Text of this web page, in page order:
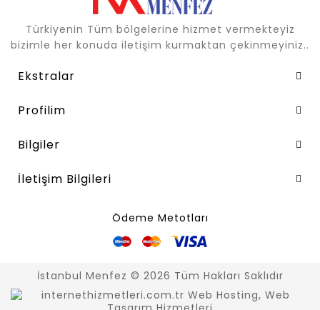
Türkiyenin Tüm bölgelerine hizmet vermekteyiz
bizimle her konuda iletişim kurmaktan çekinmeyiniz..
Ekstralar
Profilim
Bilgiler
İletişim Bilgileri
Ödeme Metotları
İstanbul Menfez © 2026 Tüm Hakları Saklıdır